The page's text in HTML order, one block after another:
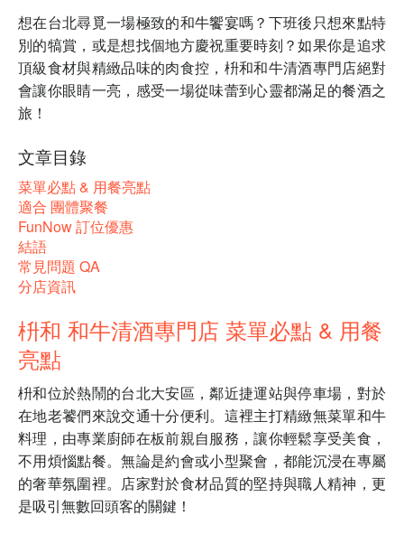
想在台北尋覓一場極致的和牛饗宴嗎？下班後只想來點特
別的犒賞，或是想找個地方慶祝重要時刻？如果你是追求
頂級食材與精緻品味的肉食控，枡和和牛清酒專門店絕對
會讓你眼睛一亮，感受一場從味蕾到心靈都滿足的餐酒之
旅！
文章目錄
菜單必點 & 用餐亮點
適合 團體聚餐
FunNow 訂位優惠
結語
常見問題 QA
分店資訊
枡和 和牛清酒專門店 菜單必點 & 用餐
亮點
枡和位於熱鬧的台北大安區，鄰近捷運站與停車場，對於
在地老饕們來說交通十分便利。這裡主打精緻無菜單和牛
料理，由專業廚師在板前親自服務，讓你輕鬆享受美食，
不用煩惱點餐。無論是約會或小型聚會，都能沉浸在專屬
的奢華氛圍裡。店家對於食材品質的堅持與職人精神，更
是吸引無數回頭客的關鍵！